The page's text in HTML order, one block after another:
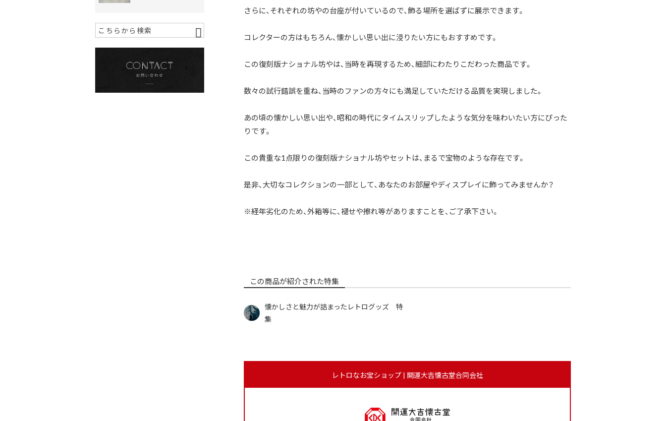
さらに、それぞれの坊やの台座が付いているので、飾る場所を選ばずに展示できます。
コレクターの方はもちろん、懐かしい思い出に浸りたい方にもおすすめです。
この復刻版ナショナル坊やは、当時を再現するため、細部にわたりこだわった商品です。
数々の試行錯誤を重ね、当時のファンの方々にも満足していただける品質を実現しました。
あの頃の懐かしい思い出や、昭和の時代にタイムスリップしたような気分を味わいたい方にぴった
りです。
この貴重な1点限りの復刻版ナショナル坊やセットは、まるで宝物のような存在です。
是非、大切なコレクションの一部として、あなたのお部屋やディスプレイに飾ってみませんか？
※経年劣化のため、外箱等に、褪せや擦れ等がありますことを、ご了承下さい。
この商品が紹介された特集
懐かしさと魅力が詰まったレトログッズ 特
集
レトロなお宝ショップ | 開運大吉懐古堂合同会社